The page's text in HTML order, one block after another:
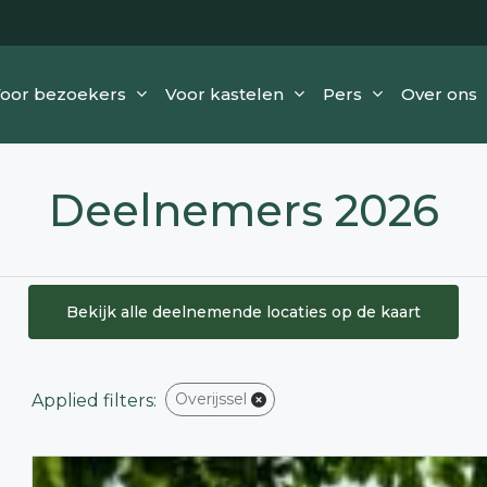
bezoekers Voor kastelen Pers Over ons
Deelnemers 2026
Bekijk alle deelnemende locaties op de kaart
Applied filters: Overijssel